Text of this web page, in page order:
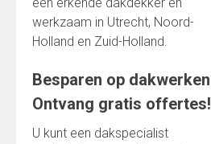
werkzaam in Utrecht, Noord-
Holland en Zuid-Holland.
Besparen op
Ontvang gratis offertes!
U kunt een dakspecialist